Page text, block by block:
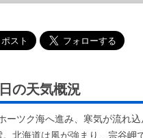
の天気概況
ーツク海へ進み、寒気が流れ
北海道は風が強まり、宗谷岬